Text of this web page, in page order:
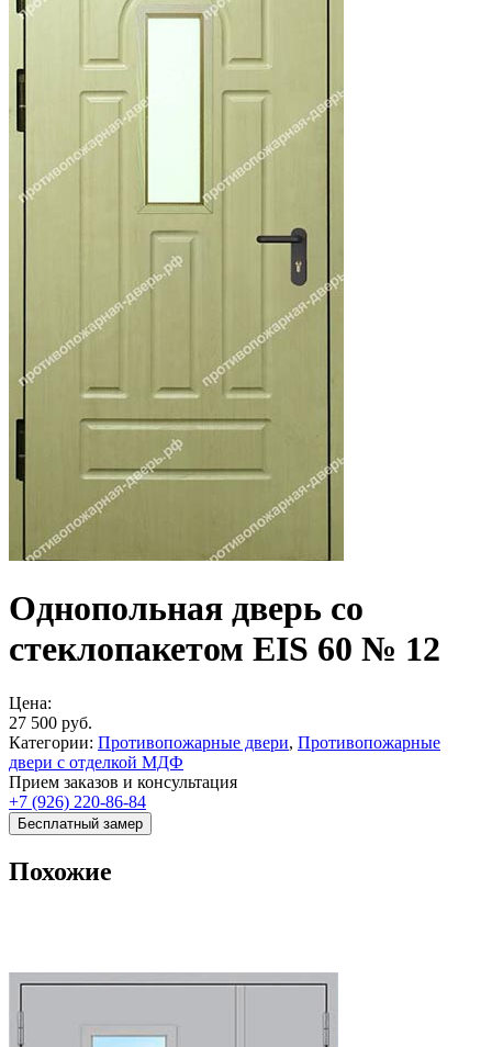
Однопольная дверь со
стеклопакетом EIS 60 № 12
Цена:
27 500 руб.
Категории: Противопожарные двери, Противопожарные
двери с отделкой МДФ
Прием заказов и консультация
+7 (926) 220-86-84
Бесплатный замер
Похожие